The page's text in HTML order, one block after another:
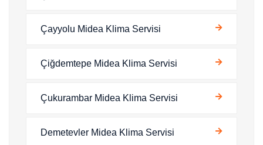
Çayyolu Midea Klima Servisi
Çiğdemtepe Midea Klima Servisi
Çukurambar Midea Klima Servisi
Demetevler Midea Klima Servisi